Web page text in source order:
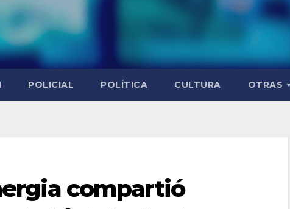
POLICIAL POLÍTICA CULTURA OTRAS
compartió